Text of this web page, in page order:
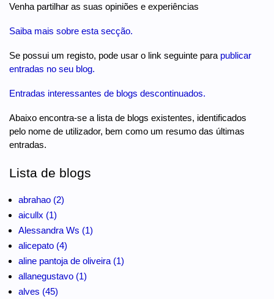
Venha partilhar as suas opiniões e experiências
Saiba mais sobre esta secção.
Se possui um registo, pode usar o link seguinte para publicar
entradas no seu blog.
Entradas interessantes de blogs descontinuados.
Abaixo encontra-se a lista de blogs existentes, identificados
pelo nome de utilizador, bem como um resumo das últimas
entradas.
Lista de blogs
abrahao (2)
aicullx (1)
Alessandra Ws (1)
alicepato (4)
aline pantoja de oliveira (1)
allanegustavo (1)
alves (45)